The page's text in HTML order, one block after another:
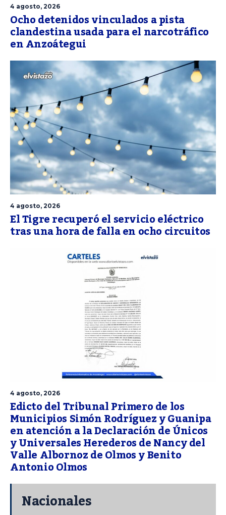
4 agosto, 2026
Ocho detenidos vinculados a pista
clandestina usada para el narcotráfico
en Anzoátegui
4 agosto, 2026
El Tigre recuperó el servicio eléctrico
tras una hora de falla en ocho circuitos
4 agosto, 2026
Edicto del Tribunal Primero de los
Municipios Simón Rodríguez y Guanipa
en atención a la Declaración de Únicos
y Universales Herederos de Nancy del
Valle Albornoz de Olmos y Benito
Antonio Olmos
Nacionales